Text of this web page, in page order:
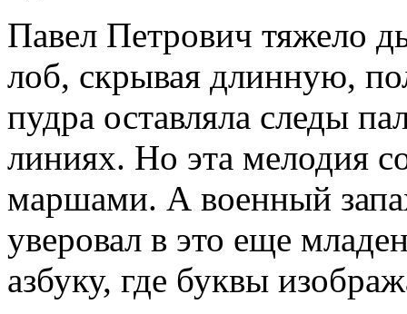
Павел Петрович тяжело
лоб, скрывая длинную,
пудра оставляла следы
линиях. Но эта мелодия
маршами. А военный
уверовал в это еще
азбуку, где буквы